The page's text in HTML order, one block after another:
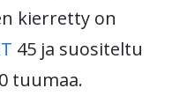
kierretty on
45 ja suositeltu
tuumaa.